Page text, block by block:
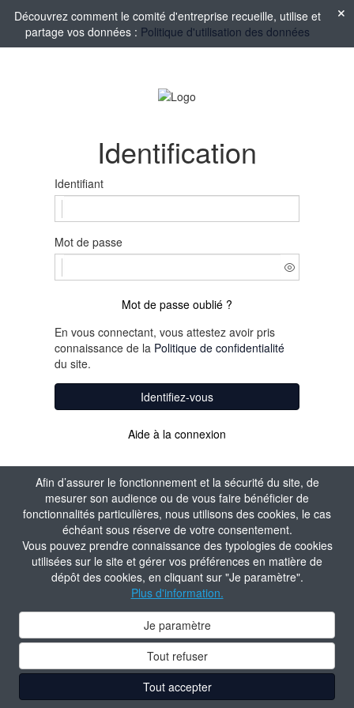
Afin d’assurer le fonctionnement et la sécurité du site, de
mesurer son audience ou de vous faire bénéficier de
fonctionnalités particulières, nous utilisons des cookies, le cas
échéant sous réserve de votre consentement.
Vous pouvez prendre connaissance des typologies de cookies
utilisées sur le site et gérer vos préférences en matière de
dépôt des cookies, en cliquant sur "Je paramètre".
Plus d'information.
Je paramètre
Tout refuser
Tout accepter
Découvrez comment le comité d'entreprise recueille, utilise et
partage vos données : Politique d'utilisation des données
Identification
Identifiant
Mot de passe
Mot de passe oublié ?
En vous connectant, vous attestez avoir pris
connaissance de la Politique de confidentialité
du site.
Identifiez-vous
Aide à la connexion